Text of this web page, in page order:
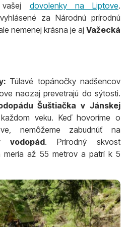
vašej dovolenky na Liptove.
za Národnú prírodnú
nemenej krásna je aj Važecká
Túlavé topánočky nadšencov
naozaj prevetrajú do sýtosti.
Šuštiačka v Jánskej
veku. Keď hovoríme o
nemôžeme zabudnúť na
vodopád. Prírodný skvost
meria až 55 metrov a patrí k 5